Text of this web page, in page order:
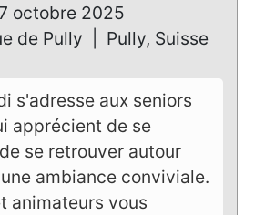
7 octobre 2025
de Pully
Pully, Suisse
s'adresse aux seniors
apprécient de se
se retrouver autour
ambiance conviviale.
animateurs vous